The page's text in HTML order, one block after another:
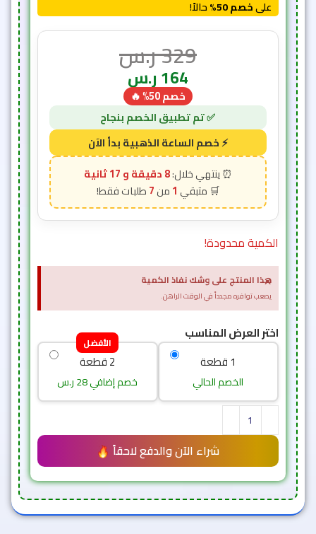
علىخصم 50% حالاً!
329ر.س
164ر.س
خصم 50% 🔥
8 دقيقة و 15 ثانية
1
7
الكمية محدودة!
هذا المنتج على وشك نفاذ الكمية
يصعب توافره مجدداً في الوقت الراهن.
×
اختر العرض المناسب
1 قطعة
الخصم الحالي
الأفضل
2 قطعة
خصم إضافي 28 ر.س
شراء الآن والدفع لاحقاً